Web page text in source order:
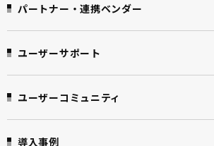
パートナー・連携ベンダー
ユーザーサポート
ユーザーコミュニティ
導入事例